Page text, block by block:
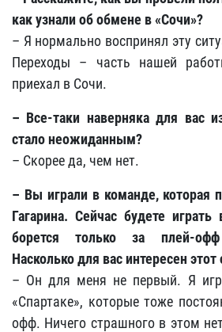
как узнали об обмене в «Сочи»?
– Я нормально воспринял эту
Переходы – часть нашей
приехал в Сочи.
– Все-таки наверняка для вас
стало неожиданным?
– Скорее да, чем нет.
– Вы играли в команде, которая
Гагарина. Сейчас будете
борется только за плей-
Насколько для вас интересен
– Он для меня не первый. Я
«Спартаке», которые тоже
офф. Ничего страшного в этом